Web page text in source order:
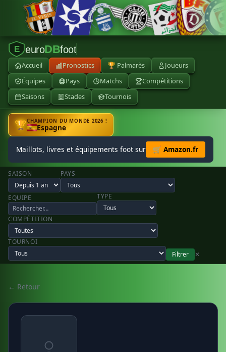
E euroDBfoot
Accueil Pronostics 🏆 Palmarès
Joueurs
Équipes
Pays Matchs
Compétitions
Saisons
Stades Tournois
🏆CHAMPION DU MONDE 2026 !
Espagne
Maillots, livres et équipements foot sur 🛒 Amazon.fr
SAISON PAYS
EQUIPE TYPE
COMPÉTITION
TOURNOI
Filtrer
✕
← Retour